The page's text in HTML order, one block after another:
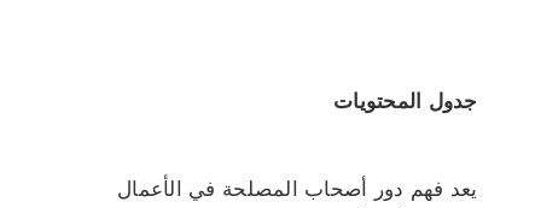
جدول المحتويات
يعد فهم دور أصحاب المصلحة في الأعمال